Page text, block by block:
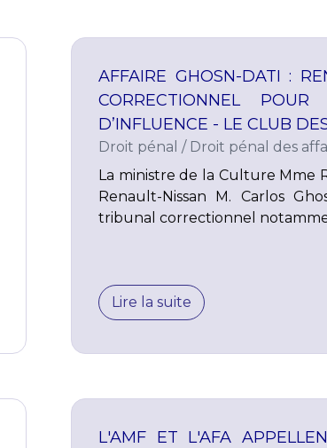
AFFAIRE GHOSN-DATI :
CORRECTIONNEL
D’INFLUENCE - LE CLUB
Droit pénal / Droit pénal des
La ministre de la Culture Mme
Renault-Nissan M. Carlos
tribunal correctionnel
Lire la suite
L'AMF ET L'AFA